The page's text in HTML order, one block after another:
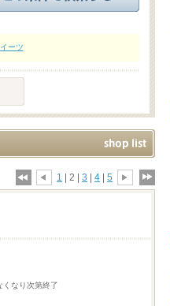
ーツ
1 | 2 | 3 4 5
なり次第終了